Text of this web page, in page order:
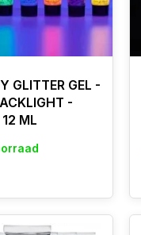
GLITTER GEL -
-
ML